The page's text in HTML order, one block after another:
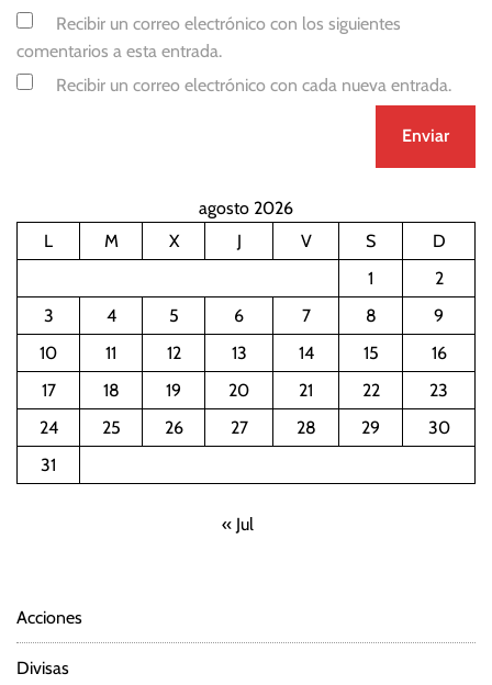
Recibir un correo electrónico con los siguientes
comentarios a esta entrada.
Recibir un correo electrónico con cada nueva entrada.
agosto 2026
L
M X J V S
D
1
2
3
4 5 6 7 8
9
10
11 12 13 14 15
16
17
18 19 20 21 22
23
24
25 26 27 28 29
30
31
« Jul
Acciones
Divisas